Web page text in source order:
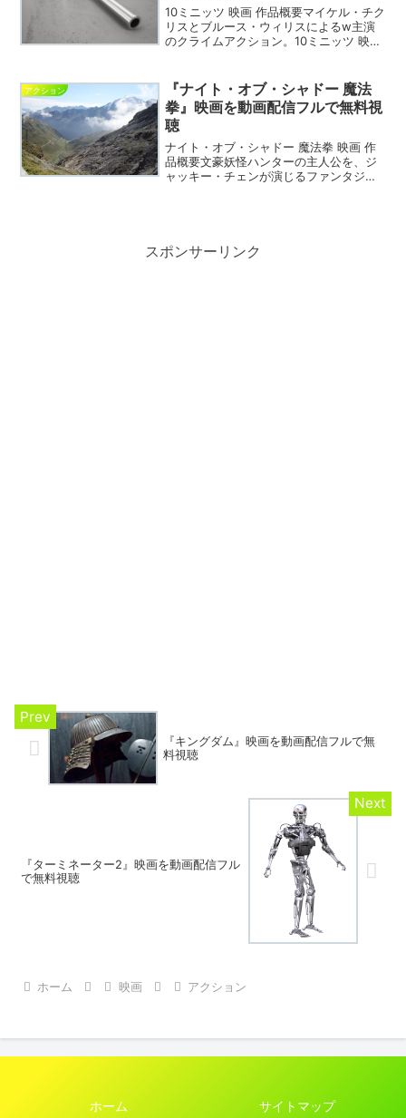
10ミニッツ 映画 作品概要マイケル・チク
リスとブルース・ウィリスによるw主演
のクライムアクション。10ミニッツ 映画
年5月6日現在の情報です。※ 詳細に...
アクション
『ナイト・オブ・シャドー 魔法
拳』映画を動画配信フルで無料視
聴
ナイト・オブ・シャドー 魔法拳 映画 作
品概要文豪妖怪ハンターの主人公を、ジ
ャッキー・チェンが演じるファンタジー
スポンサーリンク
『キングダム』映画を動画配信フルで無
料視聴
『ターミネーター2』映画を動画配信フル
で無料視聴
ホーム 映画 アクション
ホーム サイトマップ